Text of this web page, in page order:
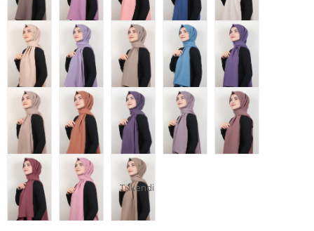
Tükendi